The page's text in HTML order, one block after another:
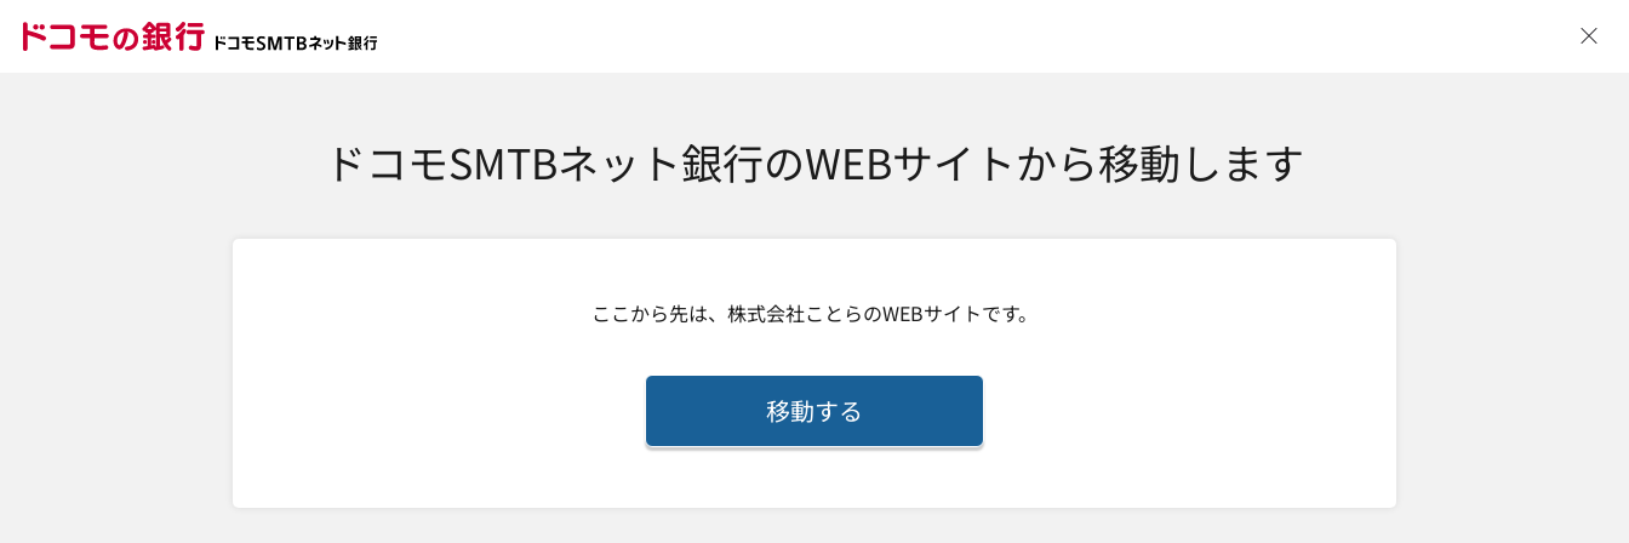
ドコモSMTBネット銀行のWEBサイトから移動します
ここから先は、 株式会社ことらのWEBサイトです。
移動する